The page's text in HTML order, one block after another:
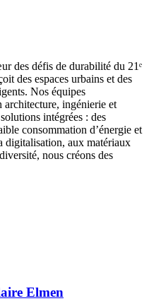
des défis de durabilité du 21ᵉ
des espaces urbains et des
Nos équipes
ingénierie et
intégrées : des
consommation d’énergie et
digitalisation, aux matériaux
nous créons des
Elmen